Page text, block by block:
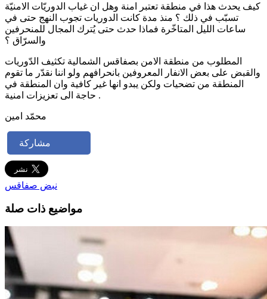
كيف يحدث هذا في منطقة تعتبر امنة وهل ان غياب الدوريّات الامنيّة
تسبّب في ذلك ؟ منذ مدة كانت الدوريات تجوب النهج حتى في
ساعات الليل المتاخّرة فماذا حدث حتى يُترك المجال للمنحرفين
والسرّاق ؟
المطلوب من منطقة الامن بصفاقس الشمالية تكثيف الدّوريات
والقبض على بعض الانفار المعروفين بانحرافهم ولو اننا نقدّر ما تقوم
المنطقة من تضحيات ولكن يبدو انها غير كافية وان المنطقة في
حاجة الى تعزيزات امنية .
محمّد امين
مشاركة
نبض صفاقس
مواضيع ذات صلة